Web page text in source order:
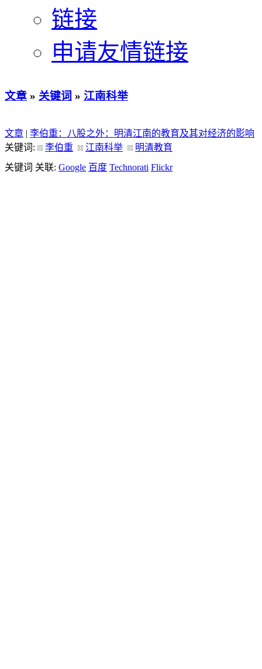
链接
申请友情链接
文章 » 关键词 » 江南科举
文章 | 李伯重：八股之外：明清江南的教育及其对经济的影响
关键词:
李伯重 江南科举
明清教育
关键词 关联: Google 百度 Technorati Flickr